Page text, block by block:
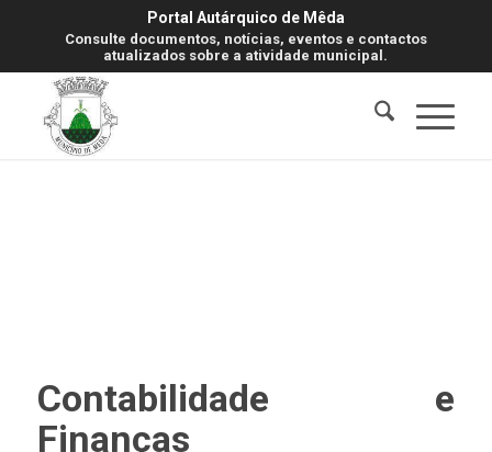
Portal Autárquico de Mêda
Consulte documentos, notícias, eventos e contactos
atualizados sobre a atividade municipal.
Contabilidade e
Finanças